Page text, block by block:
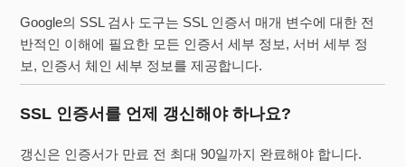
Google의 SSL 검사 도구는 SSL 인증서 매개 변수에 대한 전
반적인 이해에 필요한 모든 인증서 세부 정보, 서버 세부 정
보, 인증서 체인 세부 정보를 제공합니다.
SSL 인증서를 언제 갱신해야 하나요?
갱신은 인증서가 만료 전 최대 90일까지 완료해야 합니다.